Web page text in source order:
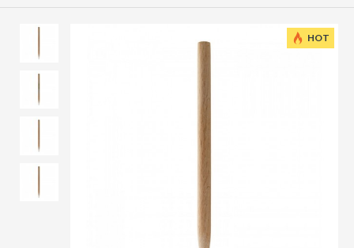
HOT